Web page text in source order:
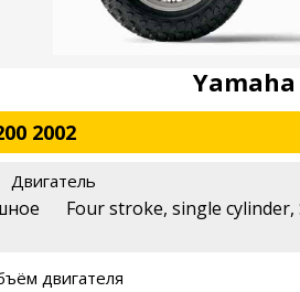
Yamaha
2002
Двигатель
Four stroke, single cylinder,
двигателя